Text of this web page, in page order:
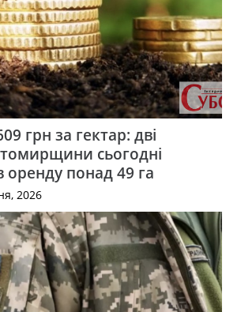
грн за гектар: дві
сьогодні
оренду понад 49 га
2026